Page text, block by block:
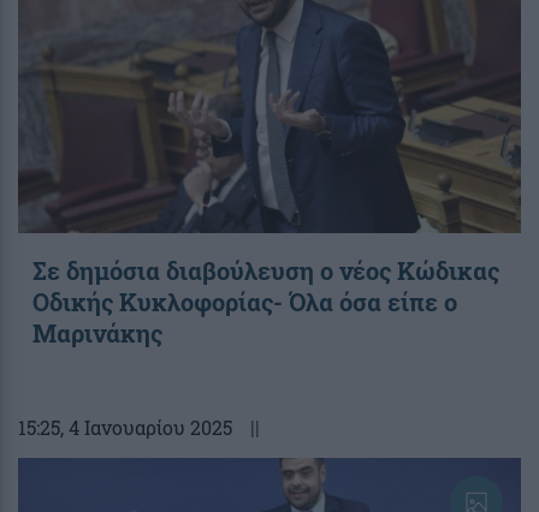
Σε δημόσια διαβούλευση ο νέος Κώδικας
Οδικής Κυκλοφορίας- Όλα όσα είπε ο
Μαρινάκης
15:25, 4 Ιανουαρίου 2025 ||